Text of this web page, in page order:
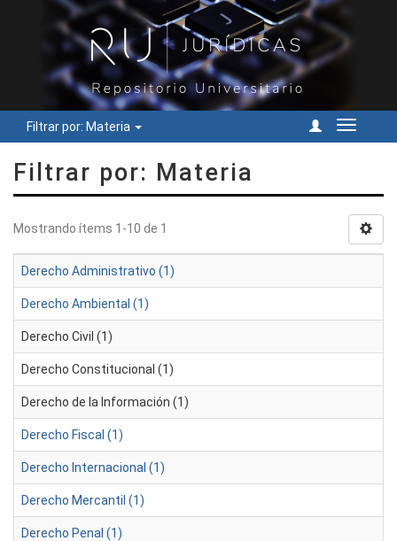
Filtrar por: Materia
Cambiar
Filtrar por: Materia
Mostrando ítems 1-10 de 1
Derecho Administrativo (1)
Derecho Ambiental (1)
Derecho Civil (1)
Derecho Constitucional (1)
Derecho de la Información (1)
Derecho Fiscal (1)
Derecho Internacional (1)
Derecho Mercantil (1)
Derecho Penal (1)